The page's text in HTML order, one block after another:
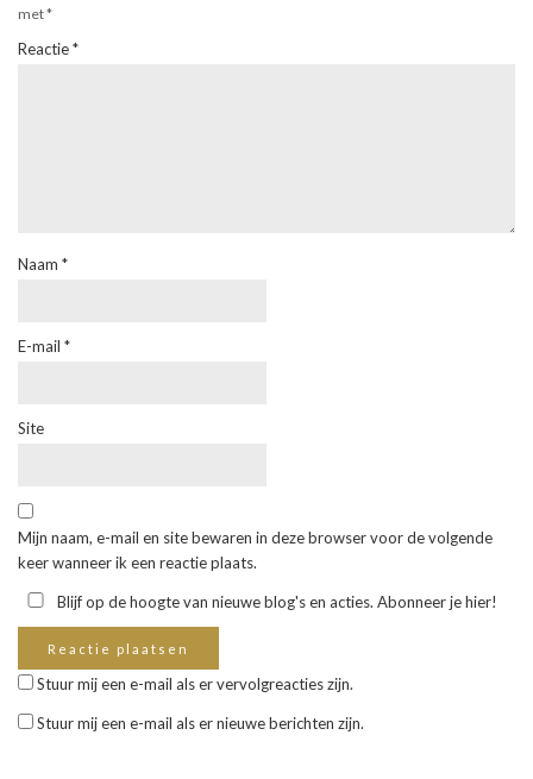
met*
Reactie*
Naam *
E-mail *
Site
Mijn naam, e-mail en site bewaren in deze browser voor de volgende
keer wanneer ik een reactie plaats.
Blijf op de hoogte van nieuwe blog's en acties. Abonneer je hier!
Stuur mij een e-mail als er vervolgreacties zijn.
Stuur mij een e-mail als er nieuwe berichten zijn.